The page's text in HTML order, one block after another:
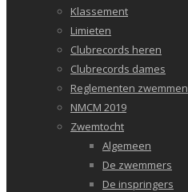
Klassement
Limieten
Clubrecords heren
Clubrecords dames
Reglementen zwemmen
NMCM 2019
Zwemtocht
Algemeen
De zwemmers
De inspringers